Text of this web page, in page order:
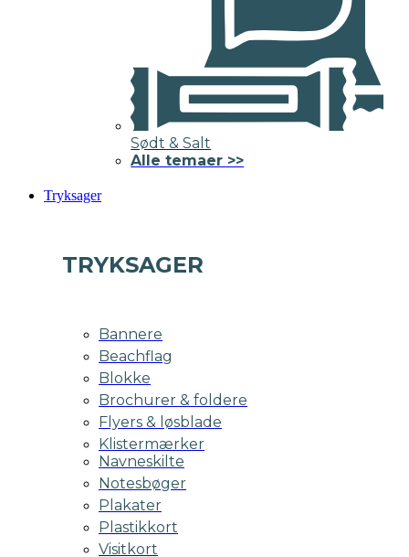
Sødt & Salt
Alle temaer >>
Tryksager
TRYKSAGER
Bannere
Beachflag
Blokke
Brochurer & foldere
Flyers & løsblade
Klistermærker
Navneskilte
Notesbøger
Plakater
Plastikkort
Visitkort